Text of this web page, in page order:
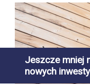
Jeszcze mniej
nowych